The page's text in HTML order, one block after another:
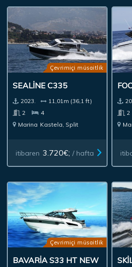
Çevrimiçi müsaitlik
SEALINE C335
2023.
11,01m (36,1 ft)
2
4
Marina Kastela, Split
itibaren 3.720€; / hafta
2
Çevrimiçi müsaitlik
BAVARIA S33 HT NEW